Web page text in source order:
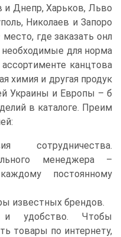
и Днепр, Харьков, Льво
Николаев и Запоро
где заказать онл
для норма
канцтова
химия и другая продук
Украины и Европы – б
в каталоге. Преим
сотрудничества.
менеджера –
постоянному
известных брендов.
и удобство. Чтобы
товары по интернету,